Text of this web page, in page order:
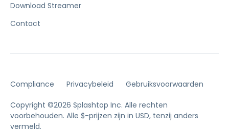
Download Streamer
Contact
Compliance Privacybeleid Gebruiksvoorwaarden
Copyright ©2026 Splashtop Inc. Alle rechten
voorbehouden. Alle $-prijzen zijn in USD, tenzij anders
vermeld.